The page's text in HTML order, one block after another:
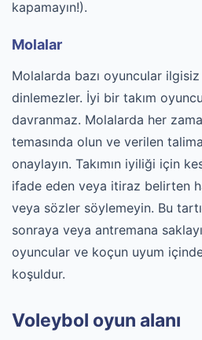
kapamayın!).
Molalar
Molalarda bazı oyuncular ilgisiz
dinlemezler. İyi bir takım
davranmaz. Molalarda her
temasında olun ve verilen
onaylayın. Takımın iyiliği için
ifade eden veya itiraz belirten
veya sözler söylemeyin. Bu
sonraya veya antremana
oyuncular ve koçun uyum
koşuldur.
Voleybol oyun alanı